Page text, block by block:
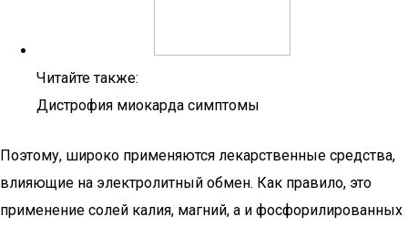
Читайте также:
Дистрофия миокарда симптомы
Поэтому, широко применяются лекарственные средства,
влияющие на электролитный обмен. Как правило, это
применение солей калия, магний, а и фосфорилированных